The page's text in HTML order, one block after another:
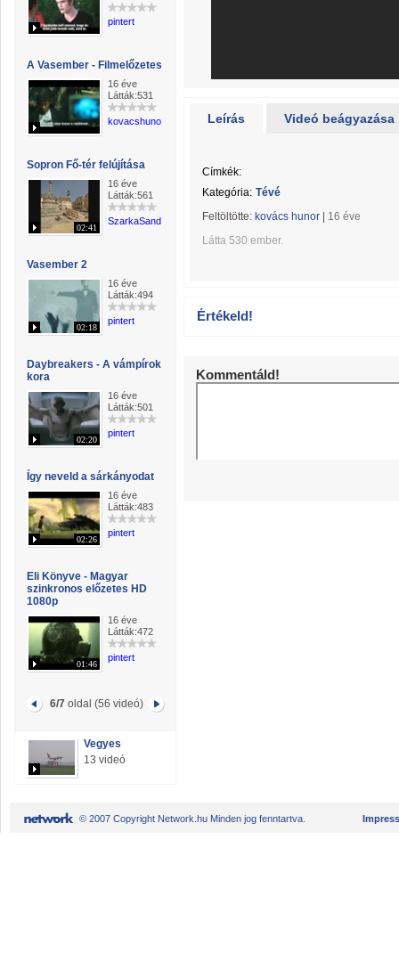
pintert
A Vasember - Filmelőzetes
16 éve
Látták:531
kovacshunor
Sopron Fő-tér felújítása
02:41
16 éve
Látták:561
SzarkaSandor
Vasember 2
02:18
16 éve
Látták:494
pintert
Daybreakers - A vámpírok
kora
02:20
16 éve
Látták:501
pintert
Így neveld a sárkányodat
02:26
16 éve
Látták:483
pintert
Eli Könyve - Magyar
szinkronos előzetes HD
1080p
01:46
16 éve
Látták:472
pintert
6/7oldal (56 videó)
Vegyes
13 videó
Leírás Videó beágyazása
Címkék:
Kategória: Tévé
Feltöltötte: kovács hunor
16 éve
Látta 530 ember.
Értékeld!
Kommentáld!
© 2007 Copyright Network.hu Minden jog fenntartva.